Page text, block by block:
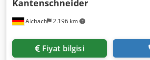
Aichach 2.196 km
Kantenschneider
Fiyat bilgisi